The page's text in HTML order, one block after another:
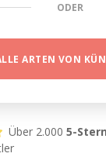
ODER
ARTEN VON
Über 2.0005-